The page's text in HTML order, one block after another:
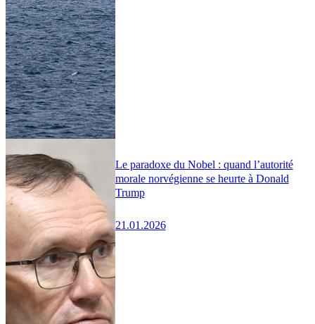
Le paradoxe du Nobel : quand l’autorité
morale norvégienne se heurte à Donald
Trump
21.01.2026